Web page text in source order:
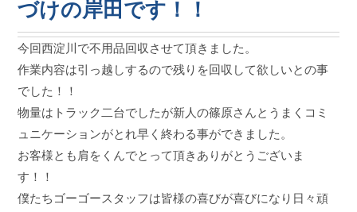
づけの岸田です！！
今回西淀川で不用品回収させて頂きました。
作業内容は引っ越しするので残りを回収して欲しいとの事
でした！！
物量はトラック二台でしたが新人の篠原さんとうまくコミ
ュニケーションがとれ早く終わる事ができました。
お客様とも肩をくんでとって頂きありがとうございま
す！！
僕たちゴーゴースタッフは皆様の喜びが喜びになり日々頑